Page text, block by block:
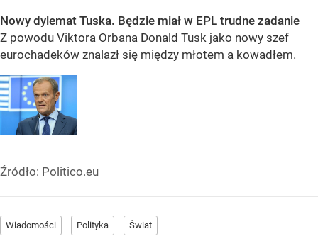
Nowy dylemat Tuska. Będzie miał w EPL trudne zadanie
Z powodu Viktora Orbana Donald Tusk jako nowy szef
eurochadeków znalazł się między młotem a kowadłem.
Źródło: Politico.eu
Wiadomości Polityka Świat